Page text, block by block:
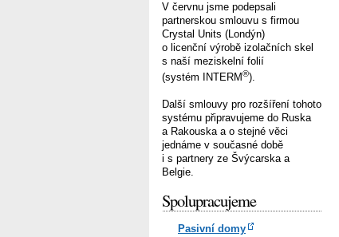
V červnu jsme podepsali
partnerskou smlouvu s firmou
Crystal Units (Londýn)
o licenční výrobě izolačních skel
s naší meziskelní folií
(systém INTERM®).
Další smlouvy pro rozšíření tohoto
systému připravujeme do Ruska
a Rakouska a o stejné věci
jednáme v současné době
i s partnery ze Švýcarska a
Belgie.
Spolupracujeme
Pasivní domy